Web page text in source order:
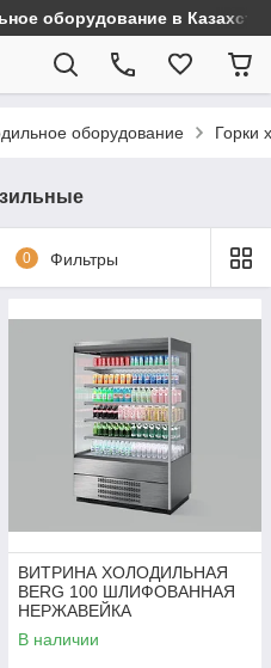
оборудование в
оборудование Горки
0 Фильтры
ВИТРИНА ХОЛОДИЛЬНАЯ
BERG 100 ШЛИФОВАННАЯ
НЕРЖАВЕЙКА
В наличии